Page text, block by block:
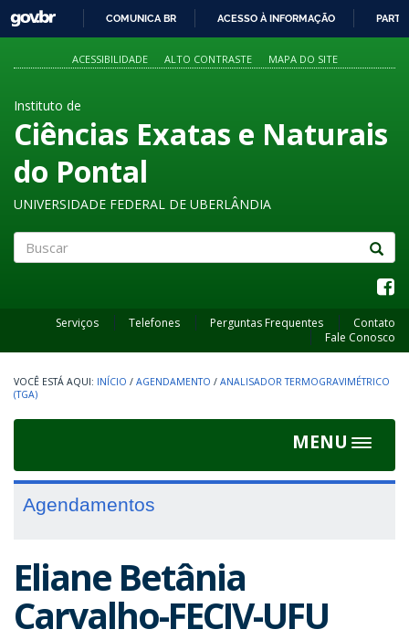
PARA
O
GOVBR
COMUNICA BR ACESSO À INFORMAÇÃO
ACESSIBILIDADE ALTO CONTRASTE MAPA DO SITE
Instituto de
Ciências Exatas e Naturais
do Pontal
UNIVERSIDADE FEDERAL DE UBERLÂNDIA
Serviços Telefones Perguntas Frequentes
Contato
Fale Conosco
INÍCIO / AGENDAMENTO / ANALISADOR TERMOGRAVIMÉTRICO
(TGA)
MENU
Toggle
Agendamentos
Eliane Betânia
Carvalho-FECIV-UFU